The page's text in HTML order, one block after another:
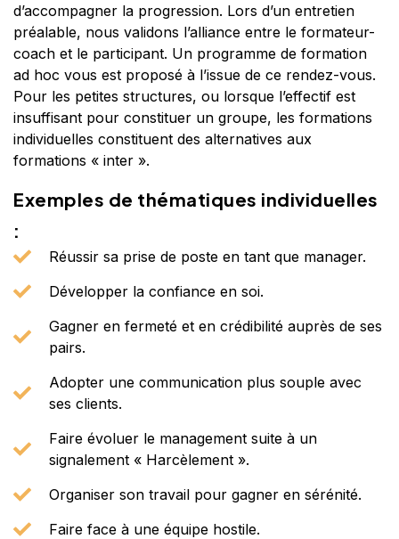
d’accompagner la progression. Lors d’un entretien
préalable, nous validons l’alliance entre le formateur-
coach et le participant. Un programme de formation
ad hoc vous est proposé à l’issue de ce rendez-vous.
Pour les petites structures, ou lorsque l’effectif est
insuffisant pour constituer un groupe, les formations
individuelles constituent des alternatives aux
formations « inter ».
Exemples de thématiques individuelles
:
Réussir sa prise de poste en tant que manager.
Développer la confiance en soi.
Gagner en fermeté et en crédibilité auprès de ses
pairs.
Adopter une communication plus souple avec
ses clients.
Faire évoluer le management suite à un
signalement « Harcèlement ».
Organiser son travail pour gagner en sérénité.
Faire face à une équipe hostile.